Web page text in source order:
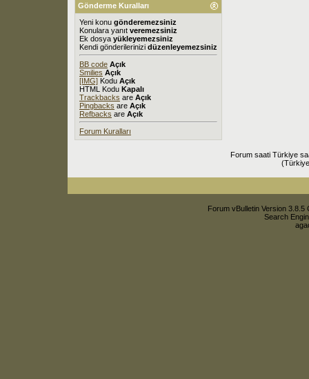
Gönderme Kuralları
Yeni konu gönderemezsiniz
Konulara yanıt veremezsiniz
Ek dosya yükleyemezsiniz
Kendi gönderilerinizi düzenleyemezsiniz
BB code Açık
Smilies Açık
[IMG] Kodu Açık
HTML Kodu Kapalı
Trackbacks are Açık
Pingbacks are Açık
Refbacks are Açık
Forum Kuralları
Forum saati Türkiye
Forum vBulletin Version
Search